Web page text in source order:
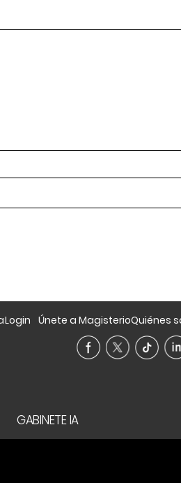
Login Únete a MagisterioQuiénes
GABINETE IA